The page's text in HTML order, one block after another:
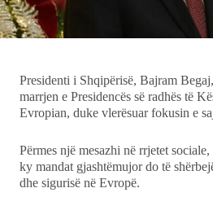
Udhëtime
Presidenti i Shqipërisë, Bajram
marrjen e Presidencës së radhës të
Evropian, duke vlerësuar fokusin e
Përmes një mesazhi në rrjetet
ky mandat gjashtëmujor do të
dhe sigurisë në Evropë.